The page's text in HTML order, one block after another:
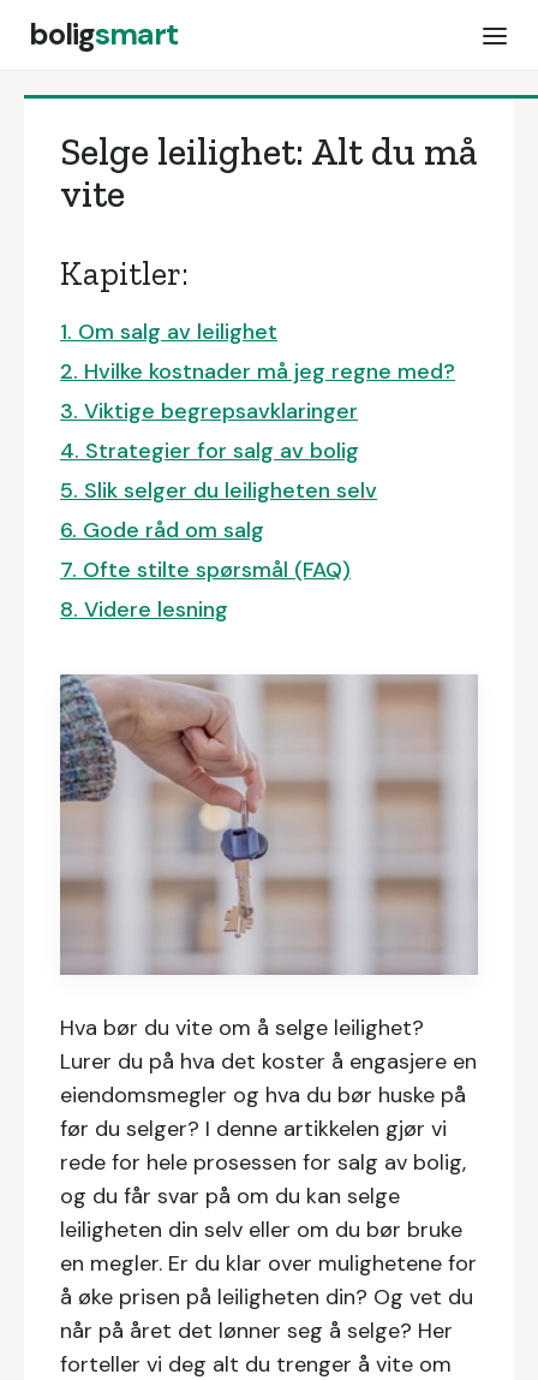
boligsmart
Selge leilighet: Alt du må
vite
Kapitler:
1. Om salg av leilighet
2. Hvilke kostnader må jeg regne med?
3. Viktige begrepsavklaringer
4. Strategier for salg av bolig
5. Slik selger du leiligheten selv
6. Gode råd om salg
7. Ofte stilte spørsmål (FAQ)
8. Videre lesning
Hva bør du vite om å selge leilighet?
Lurer du på hva det koster å engasjere en
eiendomsmegler og hva du bør huske på
før du selger? I denne artikkelen gjør vi
rede for hele prosessen for salg av bolig,
og du får svar på om du kan selge
leiligheten din selv eller om du bør bruke
en megler. Er du klar over mulighetene for
å øke prisen på leiligheten din? Og vet du
når på året det lønner seg å selge? Her
forteller vi deg alt du trenger å vite om